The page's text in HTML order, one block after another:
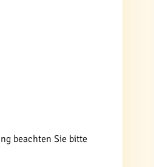
beachten Sie bitte